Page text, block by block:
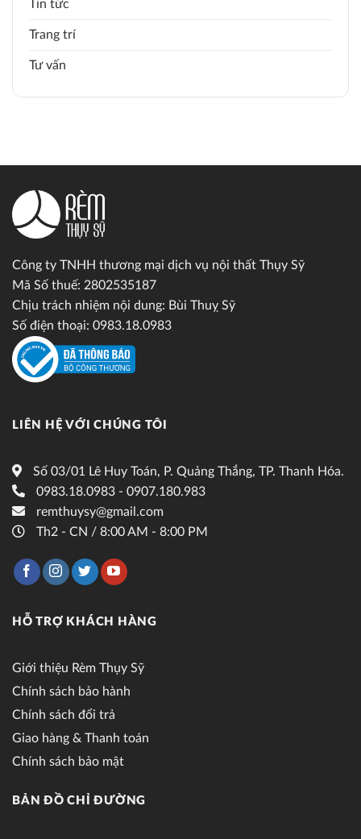
Tin tức
Trang trí
Tư vấn
Công ty TNHH thương mại dịch vụ nội thất Thụy Sỹ
Mã Số thuế: 2802535187
Chịu trách nhiệm nội dung: Bùi Thuỵ Sỹ
Số điện thoại: 0983.18.0983
LIÊN HỆ VỚI CHÚNG TÔI
Số 03/01 Lê Huy Toán, P. Quảng Thắng, TP. Thanh Hóa.
0983.18.0983 - 0907.180.983
remthuysy@gmail.com
Th2 - CN / 8:00 AM - 8:00 PM
HỖ TRỢ KHÁCH HÀNG
Giới thiệu Rèm Thụy Sỹ
Chính sách bảo hành
Chính sách đổi trả
Giao hàng & Thanh toán
Chính sách bảo mật
BẢN ĐỒ CHỈ ĐƯỜNG